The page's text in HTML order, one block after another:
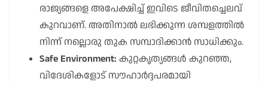
രാജ്യങ്ങളെ അപേക്ഷിച്ച് ഇവിടെ ജീവിതച്ചെലവ്
കുറവാണ്. അതിനാൽ ലഭിക്കുന്ന ശമ്പളത്തിൽ
നിന്ന് നല്ലൊരു തുക സമ്പാദിക്കാൻ സാധിക്കും.
Safe Environment: കുറ്റകൃത്യങ്ങൾ കുറഞ്ഞ,
വിദേശികളോട് സൗഹാർദ്ദപരമായി